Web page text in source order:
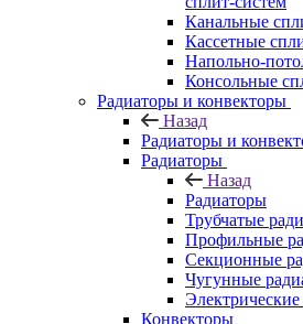
Канальные
Кассетные
Напольно-
Консольные
Радиаторы и конвекторы
Назад
Радиаторы и
Радиаторы
Назад
Радиаторы
Трубчатые
Профильные
Секционные
Чугунные
Конвекторы